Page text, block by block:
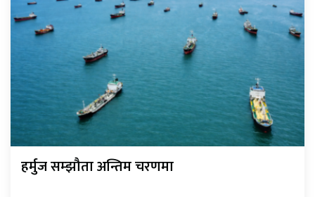
हर्मुज सम्झौता अन्तिम चरणमा